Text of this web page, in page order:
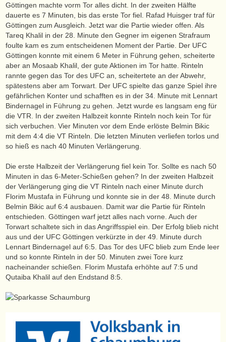
Göttingen machte vorm Tor alles dicht. In der zweiten Hälfte
dauerte es 7 Minuten, bis das erste Tor fiel. Rafad Huisger traf für
Göttingen zum Ausgleich. Jetzt war die Partie wieder offen. Als
Tareq Khalil in der 28. Minute den Gegner im eigenen Strafraum
foulte kam es zum entscheidenen Moment der Partie. Der UFC
Göttingen konnte mit einem 6 Meter in Führung gehen, scheiterte
aber an Mosaab Khalil, der gute Aktionen im Tor hatte. Rinteln
rannte gegen das Tor des UFC an, scheitertete an der Abwehr,
spätestens aber am Torwart. Der UFC spielte das ganze Spiel ihre
gefährlichen Konter und schafften es in der 34. Minute mit Lennart
Bindernagel in Führung zu gehen. Jetzt wurde es langsam eng für
die VTR. In der zweiten Halbzeit konnte Rinteln noch kein Tor für
sich verbuchen. Vier Minuten vor dem Ende erlöste Belmin Bikic
mit dem 4:4 die VT Rinteln. Die letzten Minuten verliefen torlos und
so hieß es nach 40 Minuten Verlängerung.
Die erste Halbzeit der Verlängerung fiel kein Tor. Sollte es nach 50
Minuten in das 6-Meter-Schießen gehen? In der zweiten Halbzeit
der Verlängerung ging die VT Rinteln nach einer Minute durch
Florim Mustafa in Führung und konnte sie in der 48. Minute durch
Belmin Bikic auf 6:4 ausbauen. Damit war die Partie für Rinteln
entschieden. Göttingen warf jetzt alles nach vorne. Auch der
Torwart schaltete sich in das Angriffsspiel ein. Der Erfolg blieb nicht
aus und der UFC Göttingen verkürzte in der 49. Minute durch
Lennart Bindernagel auf 6:5. Das Tor des UFC blieb zum Ende leer
und so konnte Rinteln in der 50. Minuten zwei Tore kurz
nacheinander schießen. Florim Mustafa erhöhte auf 7:5 und
Qutaiba Khalil auf den Endstand 8:5.